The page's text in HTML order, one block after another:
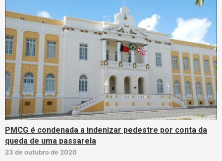
PMCG é condenada a indenizar pedestre por conta da
queda de uma passarela
23 de outubro de 2020